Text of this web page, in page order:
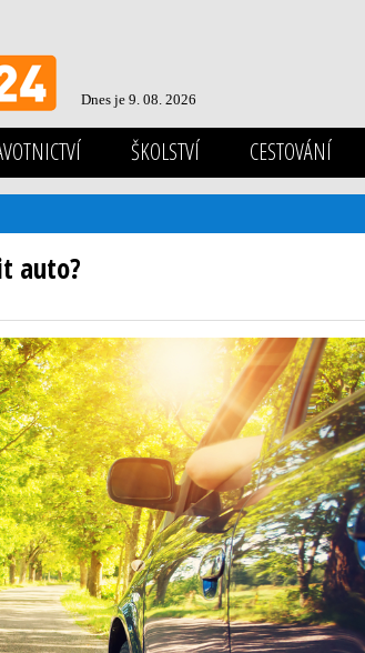
Dnes je 9. 08. 2026
ŠKOLSTVÍ CESTOVÁNÍ
auto?